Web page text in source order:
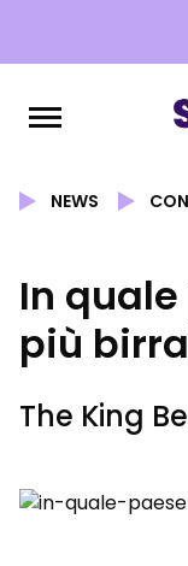
NEWS
In
più
The King